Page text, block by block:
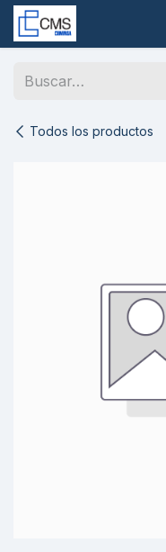
Ir al contenido
Todos los productos